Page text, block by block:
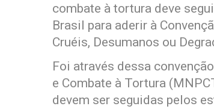
combate à tortura deve
Brasil para aderir à
Cruéis, Desumanos ou
Foi através dessa
e Combate à Tortura
devem ser seguidas pelos